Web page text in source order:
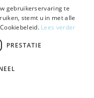
De Welzijnwinkel in je
inbox
spam, geen verkooppraatjes — gewoon fijne
over hulpmiddelen die echt iets toevoegen.
gebruikerservaring te
stemt u in met alle
Lees verder
PRESTATIE